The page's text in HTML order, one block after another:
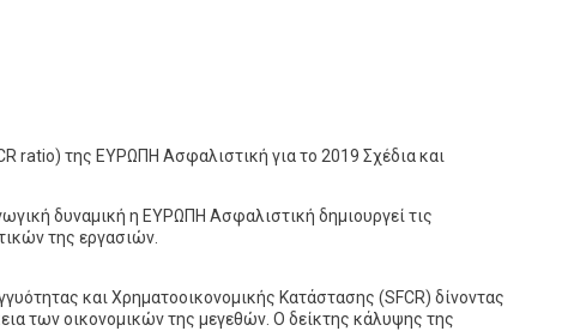
ratio) της ΕΥΡΩΠΗ Ασφαλιστική για το 2019 Σχέδια και
δυναμική η ΕΥΡΩΠΗ Ασφαλιστική δημιουργεί τις
της εργασιών.
και Χρηματοοικονομικής Κατάστασης (SFCR) δίνοντας
των οικονομικών της μεγεθών. Ο δείκτης κάλυψης της